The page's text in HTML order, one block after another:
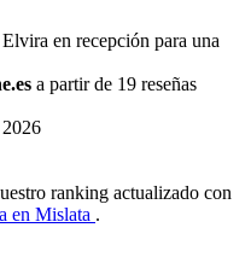
en recepción para una
a partir de 19 reseñas
ranking actualizado con
en Mislata .